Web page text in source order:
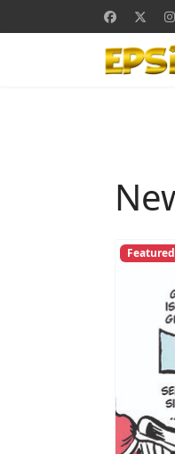
Featured